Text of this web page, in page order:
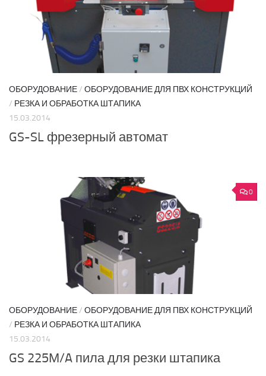
ОБОРУДОВАНИЕ/ ОБОРУДОВАНИЕ ДЛЯ ПВХ КОНСТРУКЦИЙ
/ РЕЗКА И ОБРАБОТКА ШТАПИКА
15.03.2014
GS-SL фрезерный автомат
0
ОБОРУДОВАНИЕ/ ОБОРУДОВАНИЕ ДЛЯ ПВХ КОНСТРУКЦИЙ
/ РЕЗКА И ОБРАБОТКА ШТАПИКА
15.03.2014
GS 225М/A пила для резки штапика